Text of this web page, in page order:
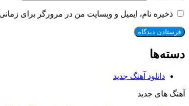
ذخیره نام، ایمیل و وبسایت من در مرورگر برای
دسته‌ها
دانلود آهنگ جدید
آهنگ های جدید